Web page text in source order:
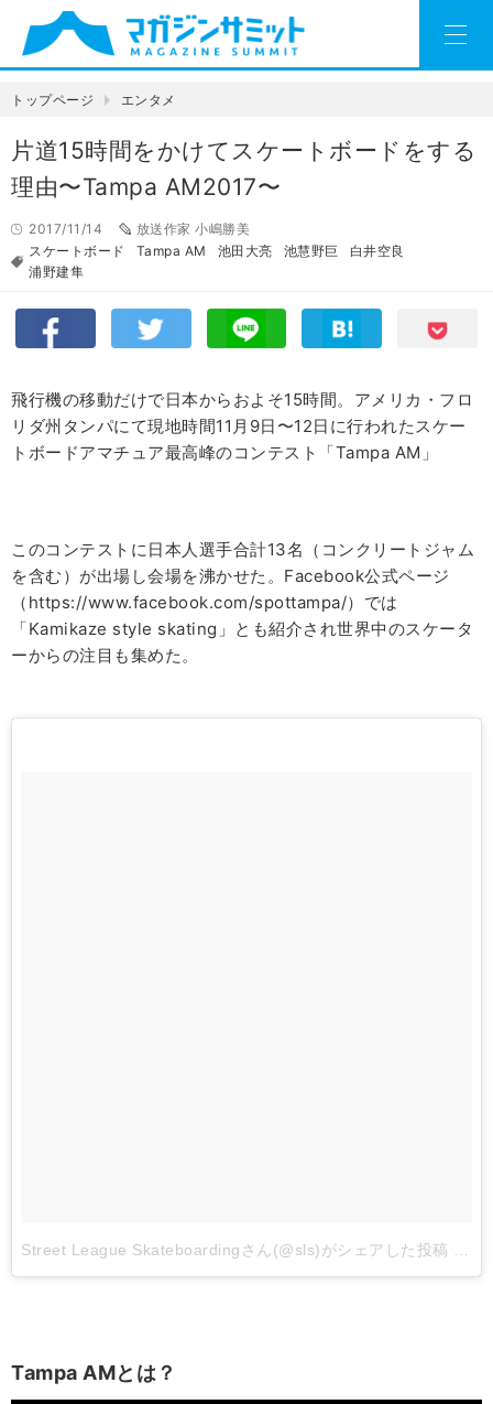
トップページ エンタメ
片道15時間をかけてスケートボードをする
理由〜Tampa AM2017〜
2017/11/14
放送作家 小嶋勝美
スケートボード
Tampa AM 池田大亮 池慧野巨
白井空良
浦野建隼
飛行機の移動だけで日本からおよそ15時間。アメリカ・フロ
リダ州タンパにて現地時間11 月 9日〜12日に行われたスケー
トボードアマチュア最高峰のコンテスト「Tampa AM 」
このコンテストに日本人選手合計13名（コンクリートジャム
を含む）が出場し会場を沸かせた。Facebook公式ページ
（ https://www.facebook.com/spottampa/） では
「Kamikaze style skating 」とも紹介され世界中のスケータ
ーからの注目も集めた。
Street League Skateboardingさん(@sls)がシェアした投稿
Tampa AMとは？